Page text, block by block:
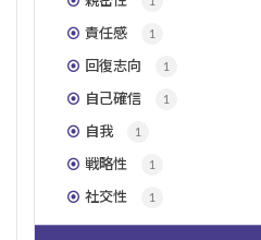
責任感 1
回復志向 1
自己確信 1
自我 1
戦略性 1
社交性 1